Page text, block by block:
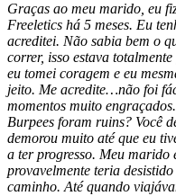
Graças ao meu marido, eu
Freeletics há 5 meses. Eu
acreditei. Não sabia bem o
correr, isso estava
eu tomei coragem e eu
jeito. Me acredite…não foi
momentos muito
Burpees foram ruins? Você
demorou muito até que eu
a ter progresso. Meu marido
provavelmente teria
caminho. Até quando